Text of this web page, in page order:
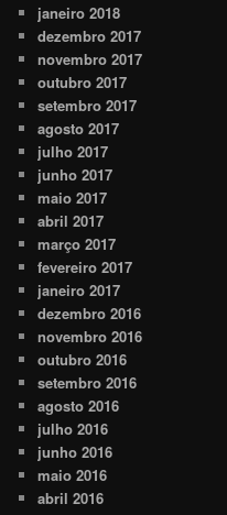
janeiro 2018
dezembro 2017
novembro 2017
outubro 2017
setembro 2017
agosto 2017
julho 2017
junho 2017
maio 2017
abril 2017
março 2017
fevereiro 2017
janeiro 2017
dezembro 2016
novembro 2016
outubro 2016
setembro 2016
agosto 2016
julho 2016
junho 2016
maio 2016
abril 2016